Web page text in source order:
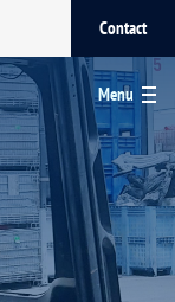
Contact
Menu